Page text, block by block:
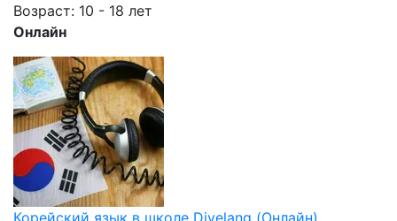
Возраст: 10 - 18 лет
Онлайн
Корейский язык в школе Divelang (Онлайн)